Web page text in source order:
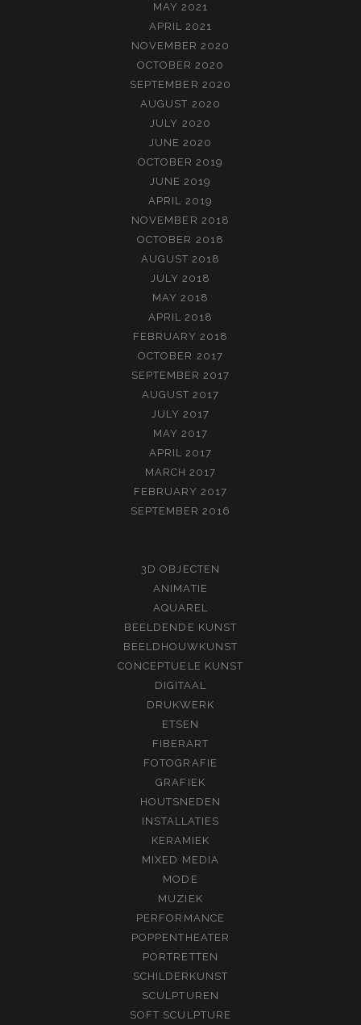
MAY 2021
APRIL 2021
NOVEMBER 2020
OCTOBER 2020
SEPTEMBER 2020
AUGUST 2020
JULY 2020
JUNE 2020
OCTOBER 2019
JUNE 2019
APRIL 2019
NOVEMBER 2018
OCTOBER 2018
AUGUST 2018
JULY 2018
MAY 2018
APRIL 2018
FEBRUARY 2018
OCTOBER 2017
SEPTEMBER 2017
AUGUST 2017
JULY 2017
MAY 2017
APRIL 2017
MARCH 2017
FEBRUARY 2017
SEPTEMBER 2016
3D OBJECTEN
ANIMATIE
AQUAREL
BEELDENDE KUNST
BEELDHOUWKUNST
CONCEPTUELE KUNST
DIGITAAL
DRUKWERK
ETSEN
FIBERART
FOTOGRAFIE
GRAFIEK
HOUTSNEDEN
INSTALLATIES
KERAMIEK
MIXED MEDIA
MODE
MUZIEK
PERFORMANCE
POPPENTHEATER
PORTRETTEN
SCHILDERKUNST
SCULPTUREN
SOFT SCULPTURE